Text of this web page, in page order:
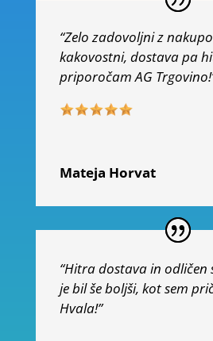
“Zelo zadovoljni z
kakovostni, dostava pa
priporočam AG
Mateja Horvat
“Hitra dostava in odličen
je bil še boljši, kot sem
Hvala!”